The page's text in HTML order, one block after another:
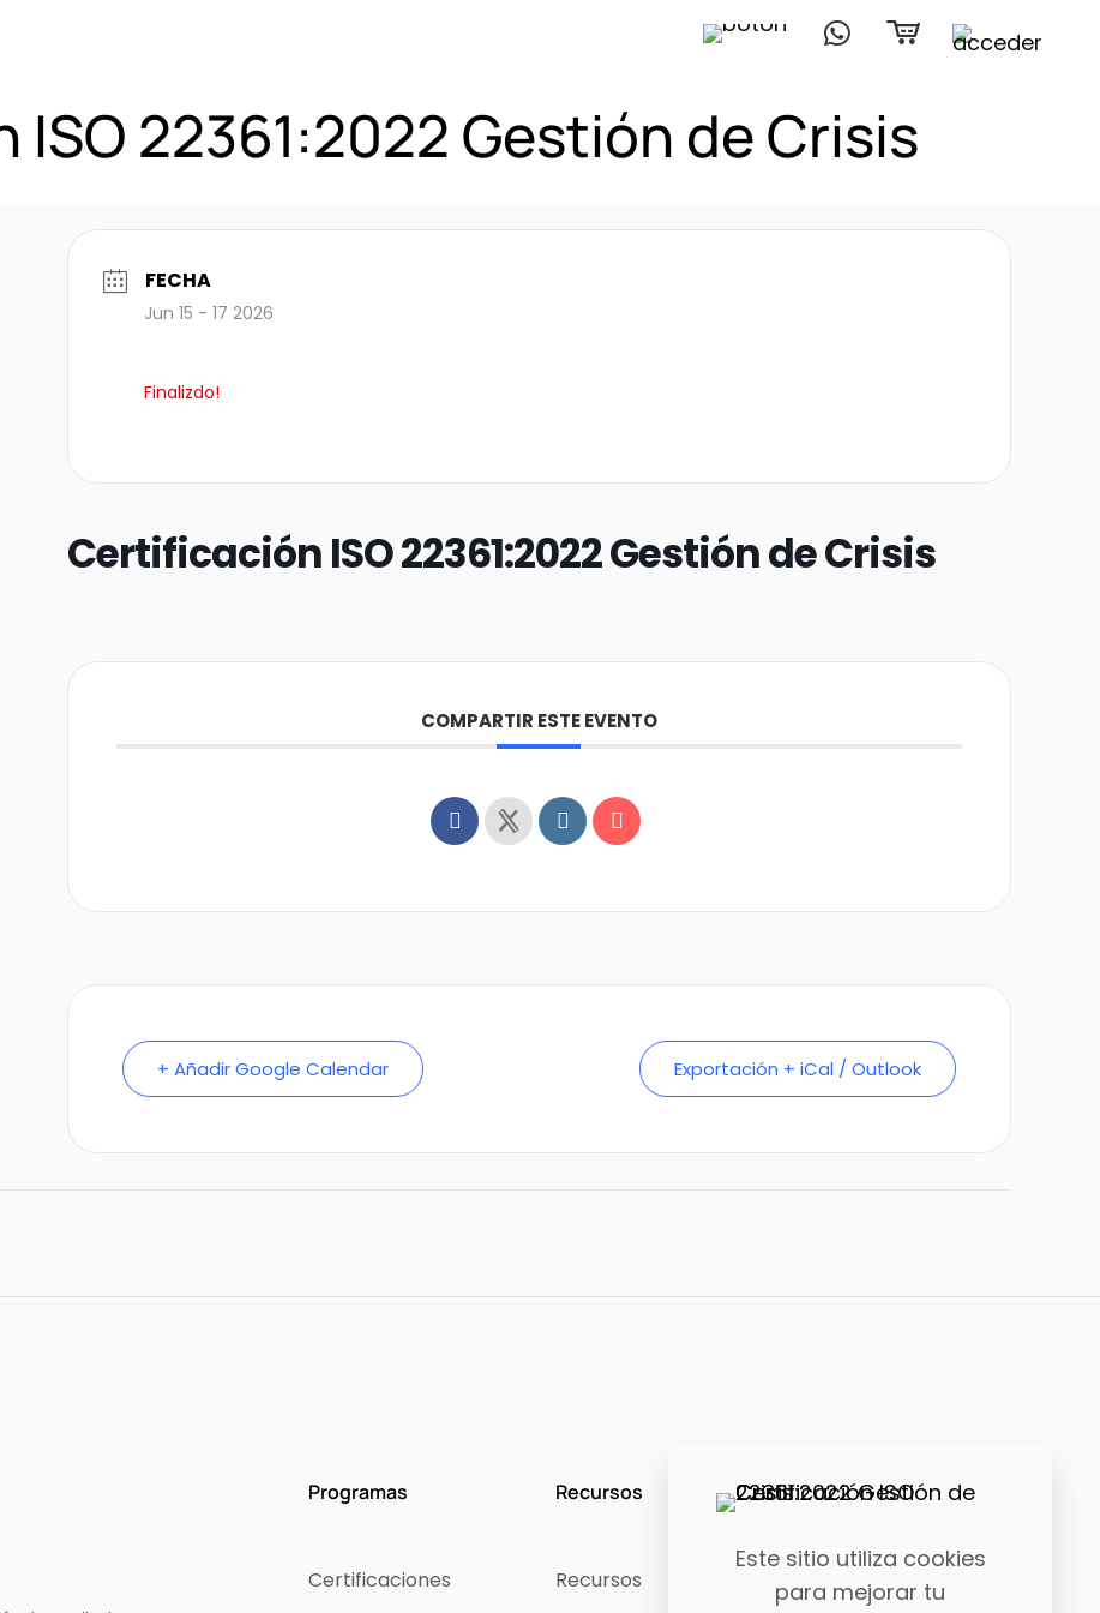
22361:2022 Gestión de Crisis
FECHA
Jun 15 - 17 2026
Finalizdo!
Certificación ISO 22361:2022 Gestión de Crisis
COMPARTIR ESTE EVENTO
+ Añadir Google Calendar Exportación + iCal / Outlook
Programas
Certificaciones
Recursos
Recursos
Contacto
Conócenos
Este sitio utiliza cookies
para mejorar tu